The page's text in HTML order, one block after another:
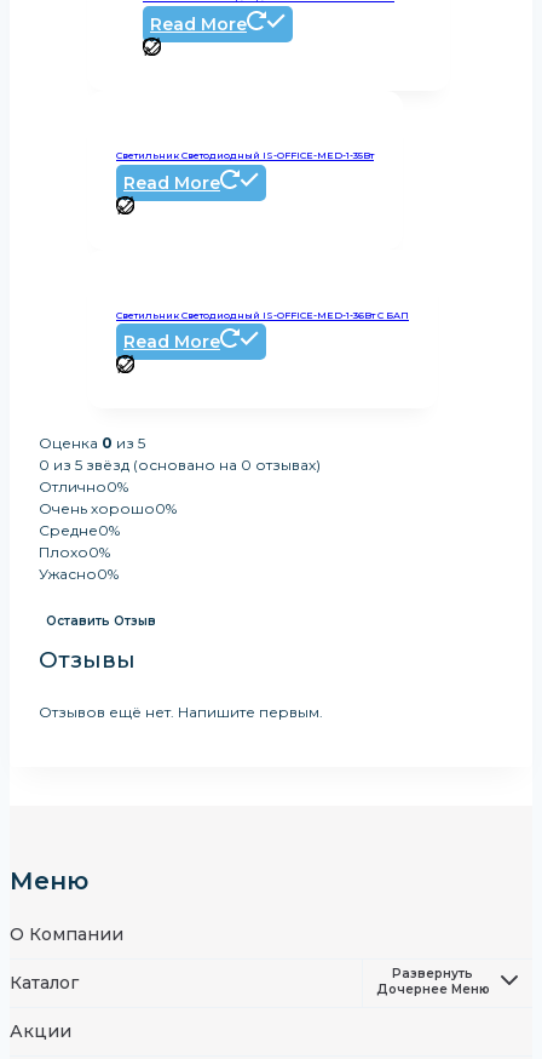
Read More
Светильник Светодиодный IS-OFFICE-MED-1-35Вт
Read More
Светильник Светодиодный IS-OFFICE-MED-1-36Вт С БАП
Read More
Оценка 0 из 5
0 из 5 звёзд (основано на 0 отзывах)
Отлично0%
Очень хорошо0%
Средне0%
Плохо0%
Ужасно0%
Оставить Отзыв
Отзывы
Отзывов ещё нет. Напишите первым.
Меню
О Компании
Каталог
Развернуть
Дочернее Меню
Акции